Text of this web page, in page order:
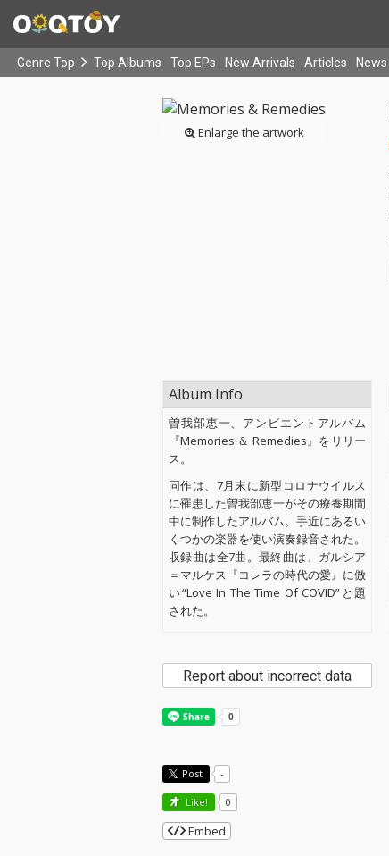
Genre Top Top Albums Top EPs New Arrivals Articles News
Enlarge the artwork
Album Info
曽我部恵一、アンビエントアルバム
『Memories ＆ Remedies』をリリー
ス。
同作は、7月末に新型コロナウイルス
に罹患した曽我部恵一がその療養期間
中に制作したアルバム。手近にあるい
くつかの楽器を使い演奏録音された。
収録曲は全7曲。最終曲は、ガルシア
＝マルケス『コレラの時代の愛』に倣
い“Love In The Time Of COVID”と題
された。
Report about incorrect data
Post -
Like! 0
Embed